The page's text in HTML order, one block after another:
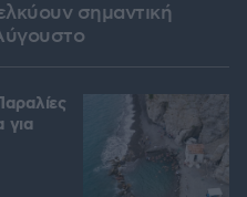
σημαντική
για